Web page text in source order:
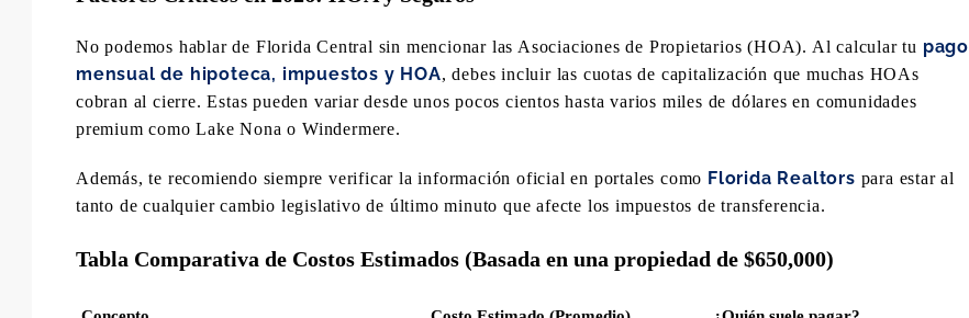
No podemos hablar de Florida Central sin mencionar las Asociaciones de Propietarios (HOA). Al calcular tu pago
mensual de hipoteca, impuestos y HOA, debes incluir las cuotas de capitalización que muchas HOAs
cobran al cierre. Estas pueden variar desde unos pocos cientos hasta varios miles de dólares en comunidades
premium como Lake Nona o Windermere.
Además, te recomiendo siempre verificar la información oficial en portales como Florida Realtors para estar al
tanto de cualquier cambio legislativo de último minuto que afecte los impuestos de transferencia.
Tabla Comparativa de Costos Estimados (Basada en una propiedad de $650,000)